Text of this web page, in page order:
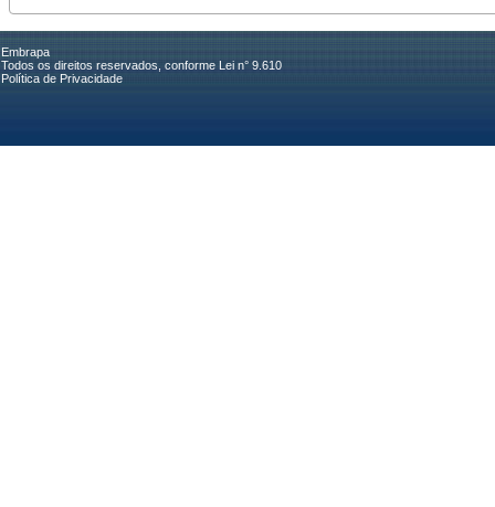
Embrapa
Todos os direitos reservados, conforme Lei n° 9.610
Política de Privacidade